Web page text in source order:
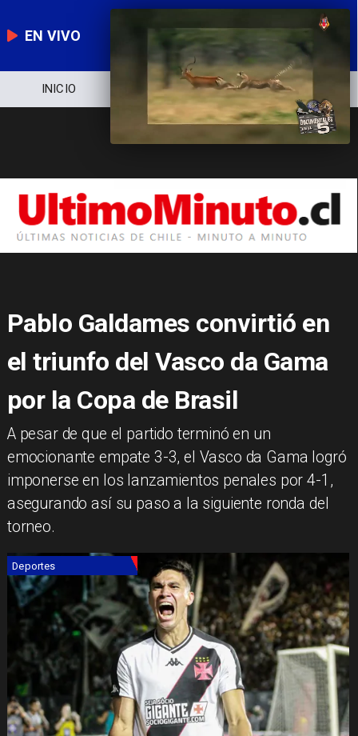
EN VIVO
NOTICIERO POLÍTICA
Pablo Galdames convirtió en
el triunfo del Vasco da Gama
por la Copa de Brasil
A pesar de que el partido terminó en un
emocionante empate 3-3, el Vasco da Gama logró
imponerse en los lanzamientos penales por 4-1,
asegurando así su paso a la siguiente ronda del
torneo.
Deportes